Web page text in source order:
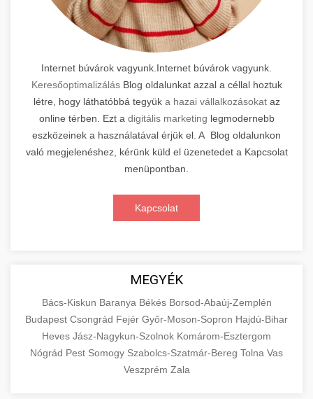
Internet búvárok vagyunk.Internet búvárok vagyunk.
KeresőoptimalizálásBlog oldalunkat azzal a céllal hoztuk
létre, hogy láthatóbbá tegyük a hazai vállalkozásokataz
online térben. Ezt a digitális marketing legmodernebb
eszközeinek a használatával érjük el. A Blog oldalunkon
való megjelenéshez, kérünk küld el üzenetedet a Kapcsolat
menüpontban.
Kapcsolat
MEGYÉK
Bács-Kiskun Baranya Békés Borsod-Abaúj-Zemplén
Budapest Csongrád Fejér Győr-Moson-Sopron Hajdú-Bihar
Heves Jász-Nagykun-Szolnok Komárom-Esztergom
Nógrád Pest Somogy Szabolcs-Szatmár-Bereg Tolna Vas
Veszprém Zala